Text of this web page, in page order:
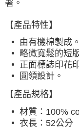
每筆NT$80，滿
付款後門市自取
免運費
著。
【產品特性】
由有機棉製成。
略微寬鬆的短
正面標誌印花
圓領設計。
【產品規格】
材質： 100%
衣長：52公分